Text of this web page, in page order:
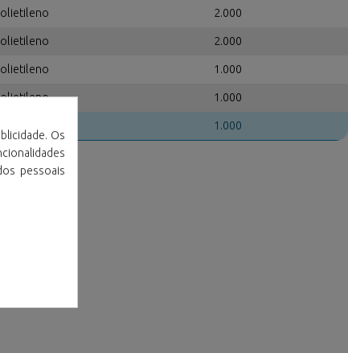
2.000
2.000
1.000
1.000
1.000
Os
pessoais